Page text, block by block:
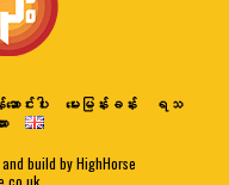
ာင်းပါး မေးမြန်းခန်း
ရသ
build by HighHorse